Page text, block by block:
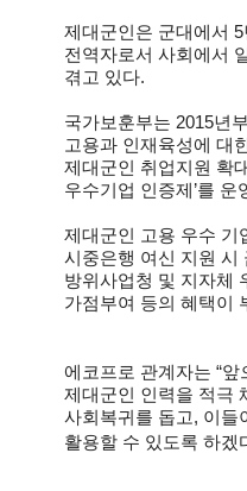
제대군인은 군대에서
전역자로서 사회에서
겪고 있다.
국가보훈부는 2015년
고용과 인재육성에 대
제대군인 취업지원 확
우수기업 인증제’를 운
제대군인 고용 우수 기
시중은행 여신 지원 시
방위사업청 및 지자체
가점부여 등의 혜택이
에코프로 관계자는 “
제대군인 인력을 적극
사회복귀를 돕고, 이들
활용할 수 있도록 하겠